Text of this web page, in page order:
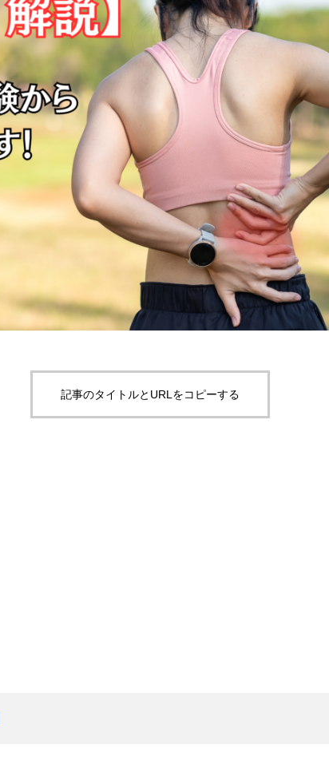
記事のタイトルとURLをコピーする